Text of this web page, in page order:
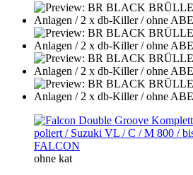
FALCON
ohne kat